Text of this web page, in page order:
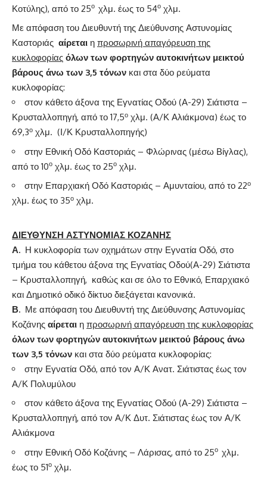
Κοτύλης), από το 25ο χλμ. έως το 54ο χλμ.
Με απόφαση του Διευθυντή της Διεύθυνσης Αστυνομίας
Καστοριάς αίρεται η προσωρινή απαγόρευση της
κυκλοφορίας όλων των φορτηγών αυτοκινήτων μεικτού
βάρους άνω των 3,5 τόνων και στα δύο ρεύματα
κυκλοφορίας:
στον κάθετο άξονα της Εγνατίας Οδού (Α-29) Σιάτιστα –
Κρυσταλλοπηγή, από το 17,5ο χλμ. (Α/Κ Αλιάκμονα) έως το
69,3ο χλμ. (Ι/Κ Κρυσταλλοπηγής)
στην Εθνική Οδό Καστοριάς – Φλώρινας (μέσω Βίγλας),
από το 10ο χλμ. έως το 25ο χλμ.
στην Επαρχιακή Οδό Καστοριάς – Αμυνταίου, από το 22ο
χλμ. έως το 35ο χλμ.
ΔΙΕΥΘΥΝΣΗ ΑΣΤΥΝΟΜΙΑΣ ΚΟΖΑΝΗΣ
Α. Η κυκλοφορία των οχημάτων στην Εγνατία Οδό, στο
τμήμα του κάθετου άξονα της Εγνατίας Οδού(Α-29) Σιάτιστα
– Κρυσταλλοπηγή, καθώς και σε όλο το Εθνικό, Επαρχιακό
και Δημοτικό οδικό δίκτυο διεξάγεται κανονικά.
Β. Με απόφαση του Διευθυντή της Διεύθυνσης Αστυνομίας
Κοζάνης αίρεται η προσωρινή απαγόρευση της κυκλοφορίας
όλων των φορτηγών αυτοκινήτων μεικτού βάρους άνω
των 3,5 τόνων και στα δύο ρεύματα κυκλοφορίας:
στην Εγνατία Οδό, από τον Α/Κ Ανατ. Σιάτιστας έως τον
Α/Κ Πολυμύλου
στον κάθετο άξονα της Εγνατίας Οδού (Α-29) Σιάτιστα –
Κρυσταλλοπηγή, από τον Α/Κ Δυτ. Σιάτιστας έως τον Α/Κ
Αλιάκμονα
στην Εθνική Οδό Κοζάνης – Λάρισας, από το 25ο χλμ.
έως το 51ο χλμ.